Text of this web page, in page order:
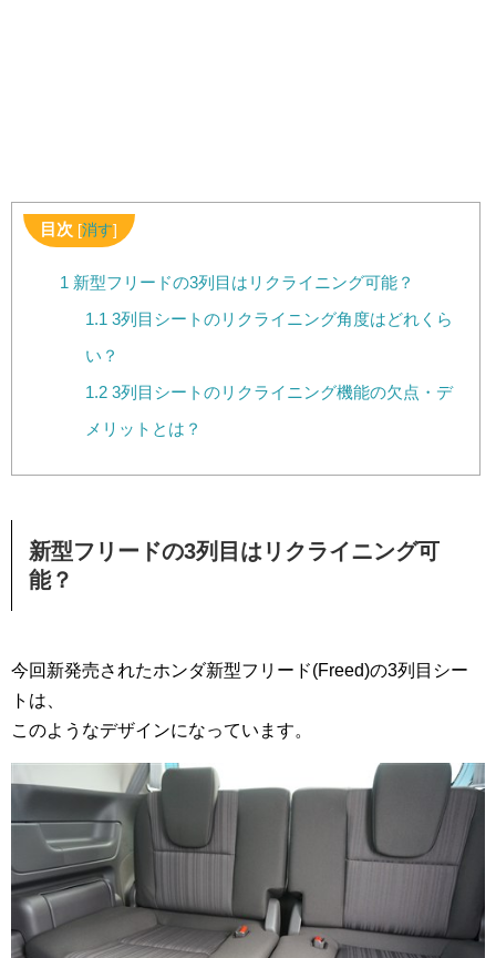
目次 [消す]
1 新型フリードの3列目はリクライニング可能？
1.1 3列目シートのリクライニング角度はどれくら
い？
1.2 3列目シートのリクライニング機能の欠点・デ
メリットとは？
新型フリードの3列目はリクライニング可
能？
今回新発売されたホンダ新型フリード(Freed)の3列目シー
トは、
このようなデザインになっています。